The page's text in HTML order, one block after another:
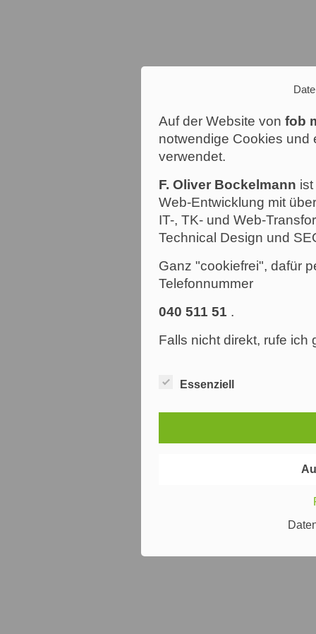
Auf der Website von fob
notwendige Cookies und
verwendet.
F. Oliver Bockelmann
Web-Entwicklung mit
IT-, TK- und Web-
Technical Design und
Ganz "cookiefrei", dafür
Telefonnummer
040 511 51 .
Falls nicht direkt, rufe ich
Essenziell